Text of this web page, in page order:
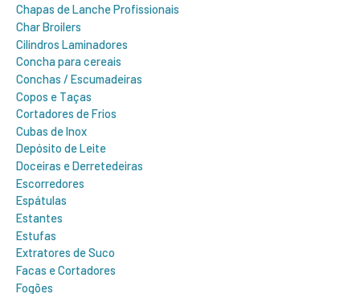
Chapas de Lanche Profissionais
Char Broilers
Cilindros Laminadores
Concha para cereais
Conchas / Escumadeiras
Copos e Taças
Cortadores de Frios
Cubas de Inox
Depósito de Leite
Doceiras e Derretedeiras
Escorredores
Espátulas
Estantes
Estufas
Extratores de Suco
Facas e Cortadores
Fogões